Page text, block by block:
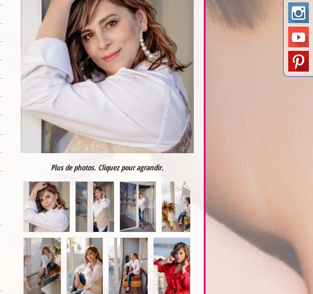
Plus de photos. Cliquez pour agrandir.